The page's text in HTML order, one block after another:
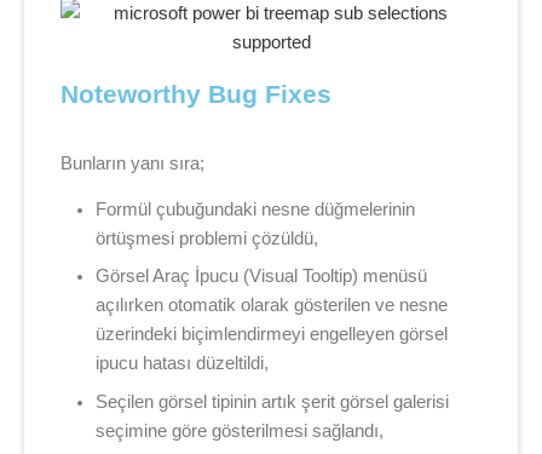
Noteworthy Bug Fixes
Bunların yanı sıra;
Formül çubuğundaki nesne düğmelerinin
örtüşmesi problemi çözüldü,
Görsel Araç İpucu (Visual Tooltip) menüsü
açılırken otomatik olarak gösterilen ve nesne
üzerindeki biçimlendirmeyi engelleyen görsel
ipucu hatası düzeltildi,
Seçilen görsel tipinin artık şerit görsel galerisi
seçimine göre gösterilmesi sağlandı,